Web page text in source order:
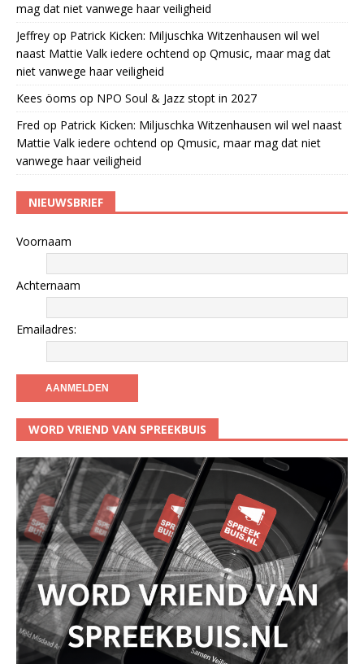
mag dat niet vanwege haar veiligheid
Jeffrey op Patrick Kicken: Miljuschka Witzenhausen wil wel
naast Mattie Valk iedere ochtend op Qmusic, maar mag dat
niet vanwege haar veiligheid
Kees öoms op NPO Soul & Jazz stopt in 2027
Fred op Patrick Kicken: Miljuschka Witzenhausen wil wel naast
Mattie Valk iedere ochtend op Qmusic, maar mag dat niet
vanwege haar veiligheid
NIEUWSBRIEF
Voornaam
Achternaam
Emailadres:
WORD VRIEND VAN SPREEKBUIS